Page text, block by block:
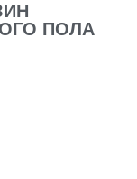
ПОЛА